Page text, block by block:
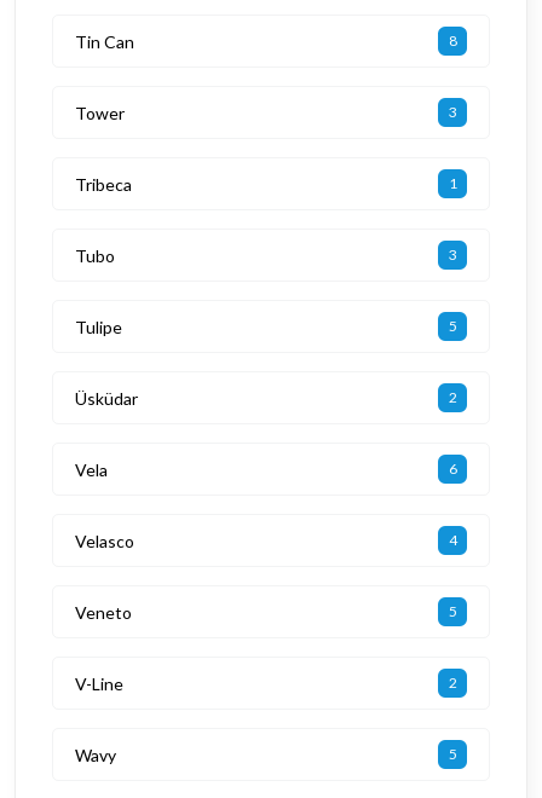
Tin Can 8
Tower 3
Tribeca 1
Tubo 3
Tulipe 5
Üsküdar 2
Vela 6
Velasco 4
Veneto 5
V-Line 2
Wavy 5